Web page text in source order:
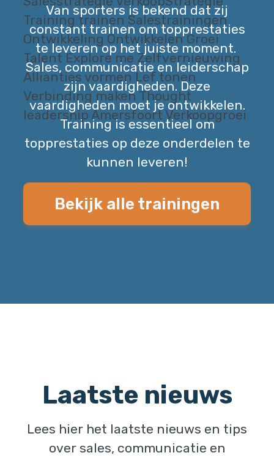
Van sporters is bekend dat zij
constant trainen om topprestaties
te leveren op het juiste moment.
Sales, communicatie en leiderschap
zijn vaardigheden. Deze
vaardigheden moet je ontwikkelen.
Training is essentieel om
topprestaties op deze onderdelen te
kunnen leveren!
Bekijk alle trainingen
Laatste nieuws
Lees hier het laatste nieuws en tips
over sales, communicatie en